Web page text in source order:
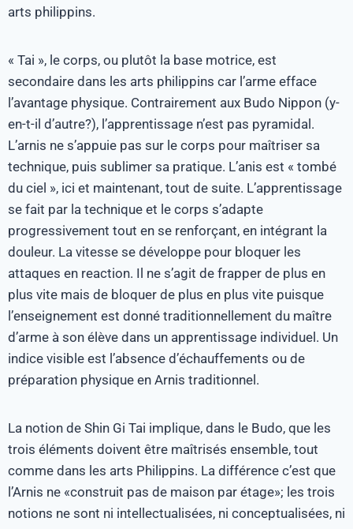
arts philippins.
« Tai », le corps, ou plutôt la base motrice, est
secondaire dans les arts philippins car l’arme efface
l’avantage physique. Contrairement aux Budo Nippon (y-
en-t-il d’autre?), l’apprentissage n’est pas pyramidal.
L’arnis ne s’appuie pas sur le corps pour maîtriser sa
technique, puis sublimer sa pratique. L’anis est « tombé
du ciel », ici et maintenant, tout de suite. L’apprentissage
se fait par la technique et le corps s’adapte
progressivement tout en se renforçant, en intégrant la
douleur. La vitesse se développe pour bloquer les
attaques en reaction. Il ne s’agit de frapper de plus en
plus vite mais de bloquer de plus en plus vite puisque
l’enseignement est donné traditionnellement du maître
d’arme à son élève dans un apprentissage individuel. Un
indice visible est l’absence d’échauffements ou de
préparation physique en Arnis traditionnel.
La notion de Shin Gi Tai implique, dans le Budo, que les
trois éléments doivent être maîtrisés ensemble, tout
comme dans les arts Philippins. La différence c’est que
l’Arnis ne «construit pas de maison par étage»; les trois
notions ne sont ni intellectualisées, ni conceptualisées, ni